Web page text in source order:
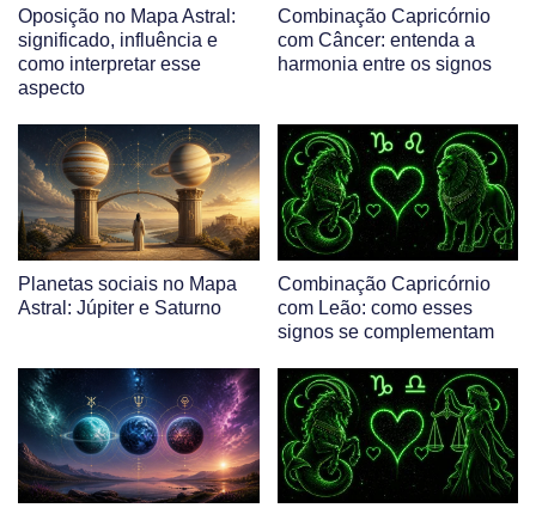
Oposição no Mapa Astral:
significado, influência e
como interpretar esse
aspecto
Combinação Capricórnio
com Câncer: entenda a
harmonia entre os signos
Planetas sociais no Mapa
Astral: Júpiter e Saturno
Combinação Capricórnio
com Leão: como esses
signos se complementam